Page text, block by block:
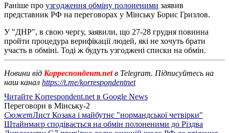
Раніше про узгодження обміну полоненими заявив
представник РФ на переговорах у Мінську Борис Гризлов.
У "ДНР", в свою чергу, заявили, що 27-28 грудня повинна
пройти процедура верифікації людей, які не хочуть брати
участь в обміні. Тоді ж будуть узгоджені списки на обмін.
Новини від Корреспондент.netв Telegram. Підписуйтесь на
наш канал https://t.me/korrespondentnet
Читайте Korrespondent.net в Google News
Переговори в Мінську-2
СюжетЛист Козака і майбутнє "нормандської четвірки"
Штайнмаєр сподівається на обмін полоненими до Різдва